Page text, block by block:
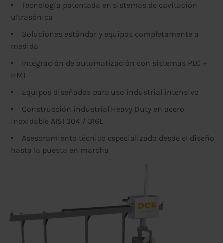
Tecnología patentada en sistemas de cavitación
ultrasónica
Soluciones estándar y equipos completamente a
medida
Integración de automatización con sistemas PLC +
HMI
Equipos diseñados para uso industrial intensivo
Construcción industrial Heavy Duty en acero
inoxidable AISI 304 / 316L
Asesoramiento técnico especializado desde el diseño
hasta la puesta en marcha